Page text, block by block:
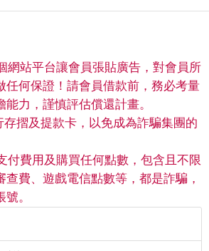
網站平台讓會員張貼廣告，對會員所
任何保證！請會員借款前，務必考量
力，謹慎評估償還計畫。
摺及提款卡，以免成為詐騙集團的
付費用及購買任何點數，包含且不限
費、遊戲電信點數等，都是詐騙，
。